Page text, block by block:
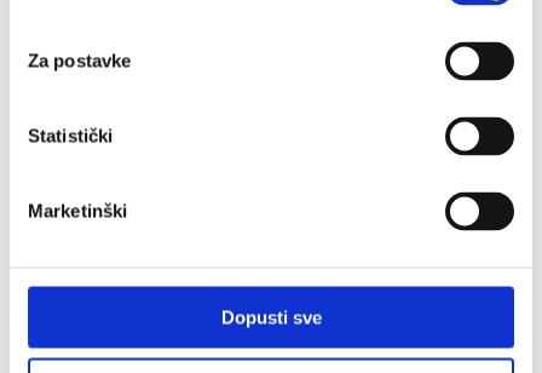
Za postavke
Statistički
Marketinški
Dopusti sve